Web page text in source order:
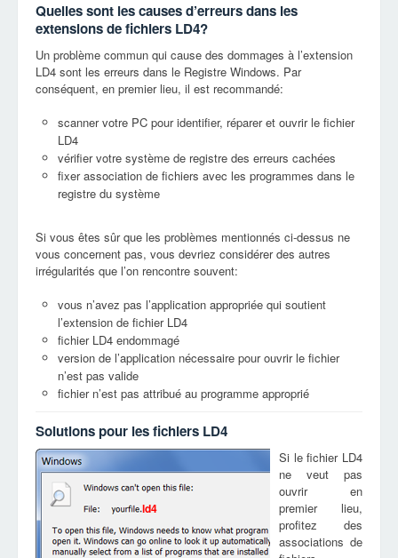
Quelles sont les causes d’erreurs dans les
extensions de fichiers LD4?
Un problème commun qui cause des dommages à l’extension
LD4 sont les erreurs dans le Registre Windows. Par
conséquent, en premier lieu, il est recommandé:
scanner votre PC pour identifier, réparer et ouvrir le fichier
LD4
vérifier votre système de registre des erreurs cachées
fixer association de fichiers avec les programmes dans le
registre du système
Si vous êtes sûr que les problèmes mentionnés ci-dessus ne
vous concernent pas, vous devriez considérer des autres
irrégularités que l’on rencontre souvent:
vous n’avez pas l’application appropriée qui soutient
l’extension de fichier LD4
fichier LD4 endommagé
version de l’application nécessaire pour ouvrir le fichier
n’est pas valide
fichier n’est pas attribué au programme approprié
Solutions pour les fichiers LD4
ld4
Si le fichier LD4
ne veut pas
ouvrir en
premier lieu,
profitez des
associations de